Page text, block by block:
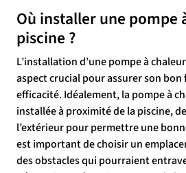
Où installer une pompe
piscine ?
L’installation d’une pompe à
aspect crucial pour assurer son
efficacité. Idéalement, la pompe à
installée à proximité de la piscine,
l’extérieur pour permettre une
est important de choisir un
des obstacles qui pourraient